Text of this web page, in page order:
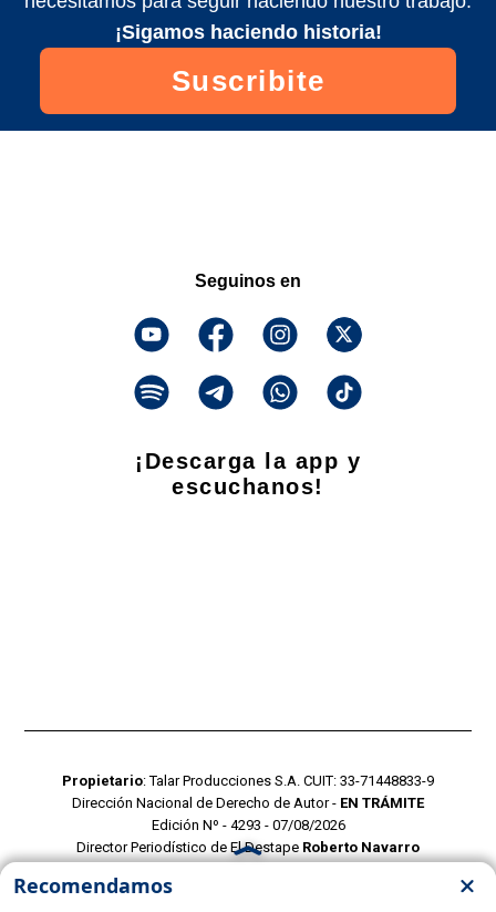
¡Sigamos haciendo historia!
Suscribite
Seguinos en
¡Descarga la app y
escuchanos!
Propietario: Talar Producciones S.A. CUIT: 33-71448833-9
Dirección Nacional de Derecho de Autor - EN TRÁMITE
Edición Nº - 4293 - 07/08/2026
Director Periodístico de El Destape Roberto Navarro